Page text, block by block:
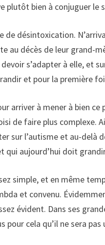
plutôt bien à conjuguer le
de désintoxication.
au décès de leur grand-
s’adapter à elle, et
et pour la première
arriver à mener à bien
de faire plus complexe.
sur l’autisme et au-
aujourd’hui doit
simple, et en même
et convenu.
évident. Dans ses
pour cela qu’il ne sera